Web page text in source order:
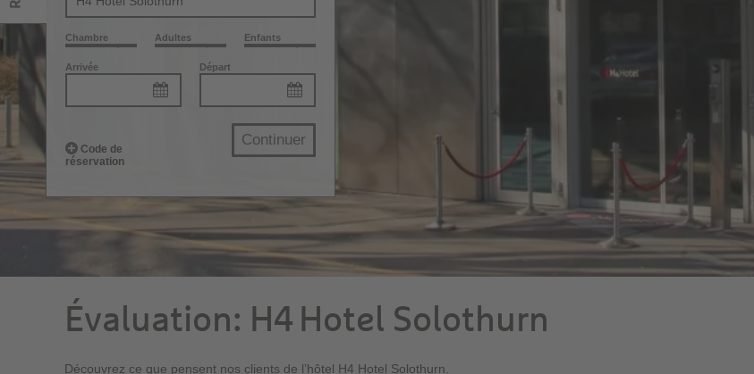
Chambre Adultes Enfants
Arrivée Départ
Code de
réservation
Continuer
Évaluation: H4 Hotel Solothurn
Découvrez ce que pensent nos clients de l’hôtel H4 Hotel Solothurn.